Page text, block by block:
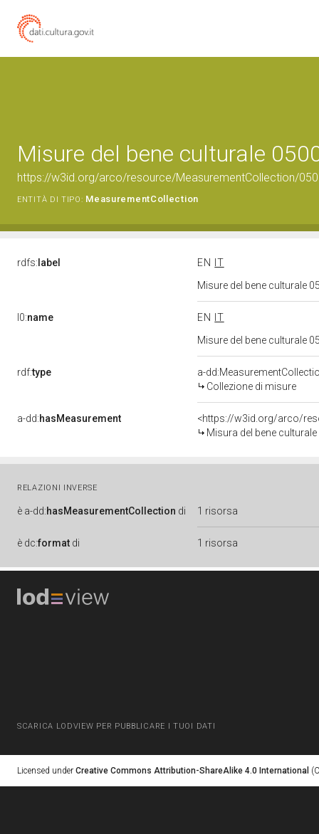
Misure del bene culturale
https://w3id.org/arco/resource/MeasurementCollection/
ENTITÀ DI TIPO: MeasurementCollection
rdfs: label EN
IT
Misure del bene culturale
l0:name EN
IT
Misure del bene culturale
rdf:type
a-
Collezione di misure
a-dd:hasMeasurement
<https://w3id.org/arco/
Misura del bene
RELAZIONI INVERSE
è a-dd:hasMeasurementCollection di 1 risorsa
è dc:format di 1 risorsa
SCARICA LODVIEW PER PUBBLICARE I TUOI DATI
Licensed under Creative Commons Attribution-ShareAlike 4.0 International